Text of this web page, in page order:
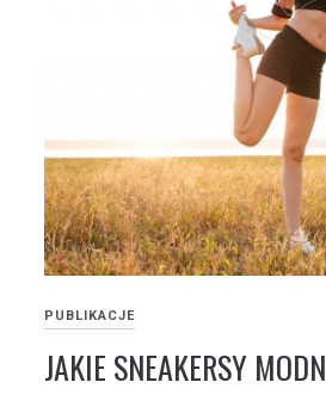
PUBLIKACJE
JAKIE SNEAKERSY